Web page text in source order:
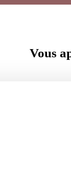
Vous